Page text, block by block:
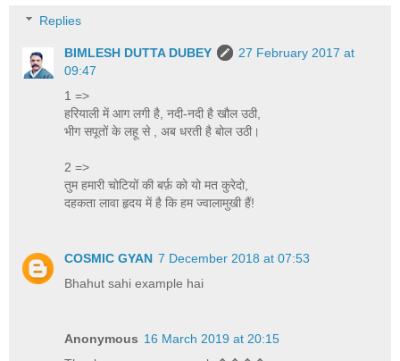
Replies
BIMLESH DUTTA DUBEY
27 February 2017 at
09:47
1 =>
हरियाली में आग लगी है, नदी-नदी है खौल उठी,
भीग सपूतों के लहू से , अब धरती है बोल उठी।
2 =>
तुम हमारी चोटियों की बर्फ़ को यो मत कुरेदो,
दहकता लावा हृदय में है कि हम ज्वालामुखी हैं!
COSMIC GYAN 7 December 2018 at 07:53
Bhahut sahi example hai
Anonymous 16 March 2019 at 20:15